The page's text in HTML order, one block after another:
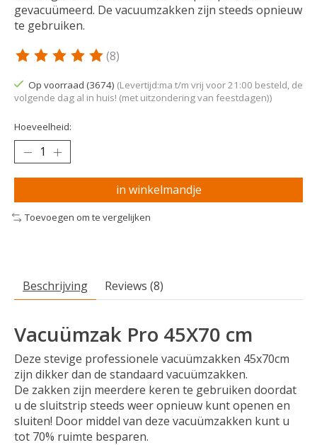
gevacuümeerd. De vacuumzakken zijn steeds opnieuw
te gebruiken.
De beoordeling van dit product is
(8)
Op voorraad (3674) (Levertijd:ma t/m vrij voor 21:00 besteld, de
volgende dag al in huis! (met uitzondering van feestdagen))
Hoeveelheid:
in winkelmandje
Toevoegen om te vergelijken
Beschrijving Reviews (8)
Vacuümzak Pro 45X70 cm
Deze stevige professionele vacuümzakken 45x70cm
zijn dikker dan de standaard vacuümzakken.
De zakken zijn meerdere keren te gebruiken doordat
u de sluitstrip steeds weer opnieuw kunt openen en
sluiten! Door middel van deze vacuümzakken kunt u
tot 70% ruimte besparen.